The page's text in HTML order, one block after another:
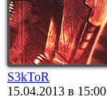
S3kToR
15.04.2013 в 15:00